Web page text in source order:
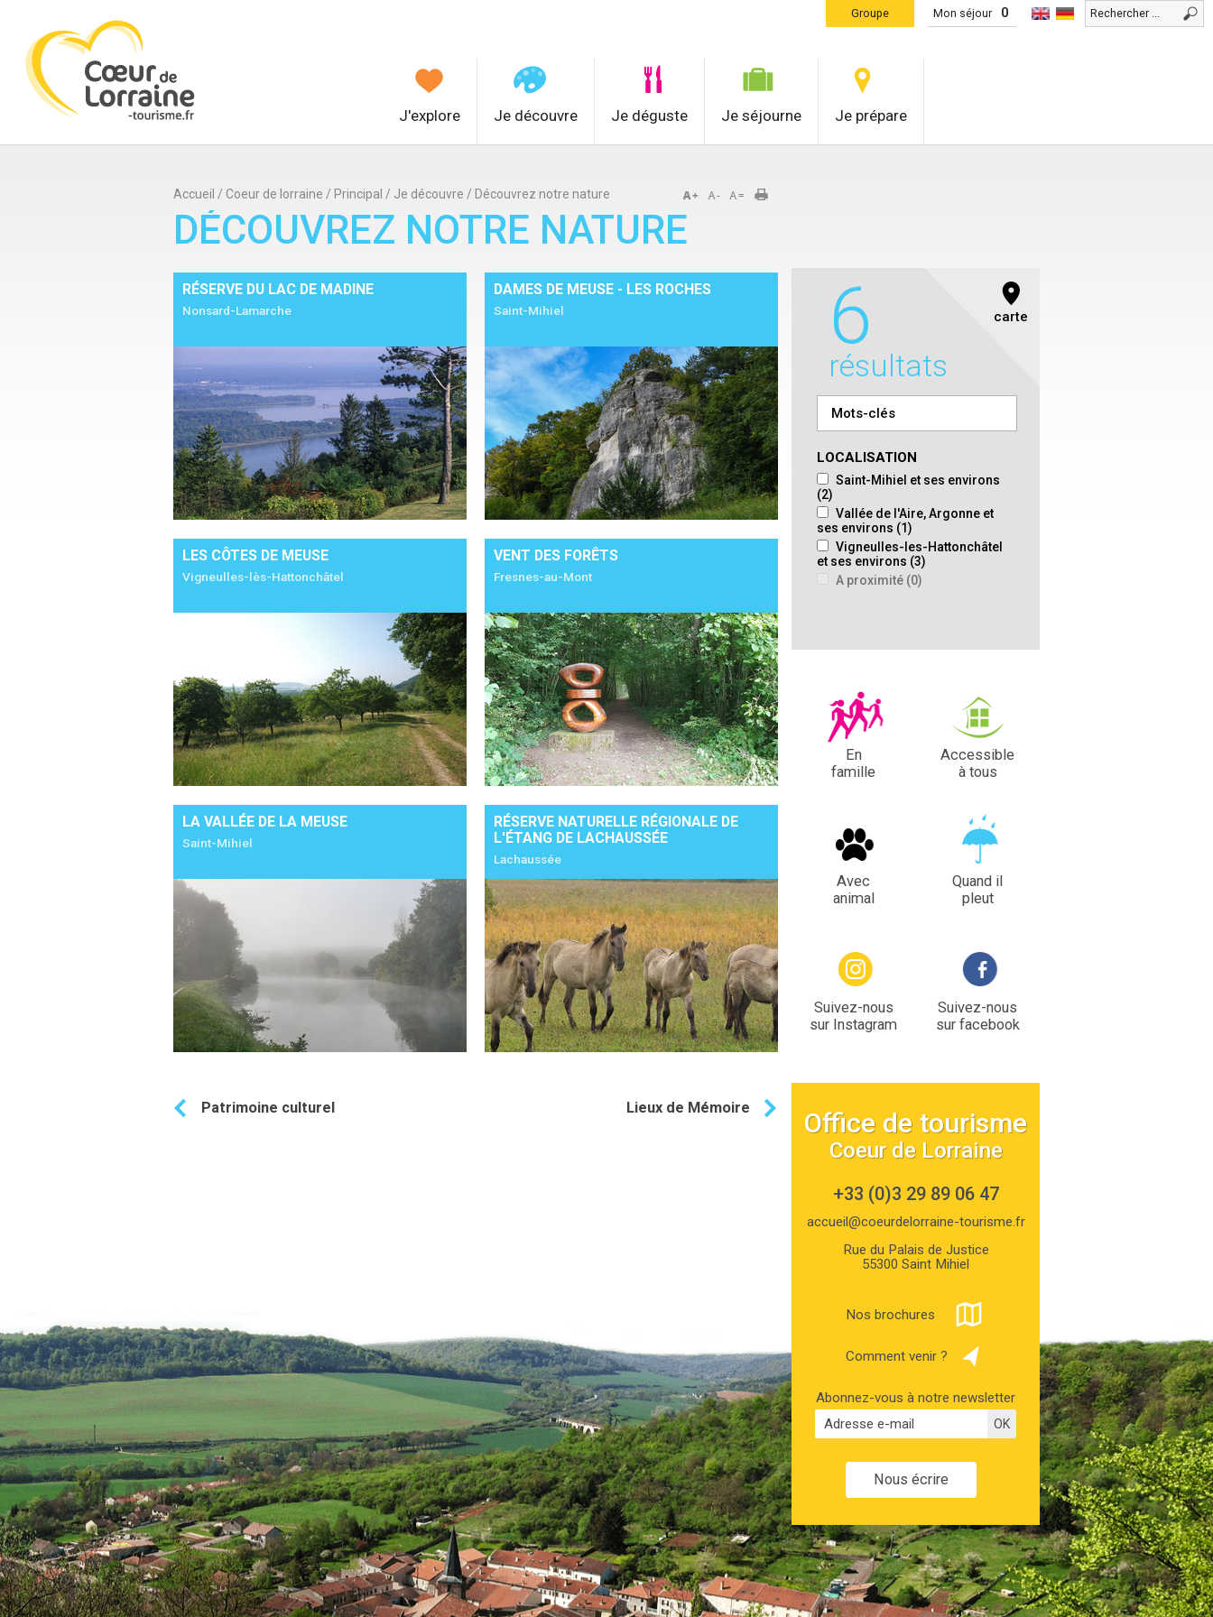
Mon séjour 0
Groupe
J'explore Je découvre Je déguste Je séjourne Je prépare
Accueil / Coeur de lorraine / Principal / Je découvre / Découvrez notre nature
DÉCOUVREZ NOTRE NATURE
RÉSERVE DU LAC DE MADINE
Nonsard-Lamarche
DAMES DE MEUSE - LES ROCHES
Saint-Mihiel
LES CÔTES DE MEUSE
Vigneulles-lès-Hattonchâtel
VENT DES FORÊTS
Fresnes-au-Mont
LA VALLÉE DE LA MEUSE
Saint-Mihiel
RÉSERVE NATURELLE RÉGIONALE DE
L'ÉTANG DE LACHAUSSÉE
Lachaussée
Ajouter à mon séjour
Patrimoine culturel Lieux de Mémoire
carte
résultats
6
LOCALISATION
Saint-Mihiel et ses environs
(2)
Vallée de l'Aire, Argonne et
ses environs (1)
Vigneulles-les-Hattonchâtel
et ses environs (3)
A proximité(0)
En
famille
Accessible
à tous
Avec
animal
Quand il
pleut
Suivez-nous
sur Instagram
Suivez-nous
sur facebook
Office de tourisme
Coeur de Lorraine
+33 (0)3 29 89 06 47
accueil@coeurdelorraine-tourisme.fr
Rue du Palais de Justice
55300 Saint Mihiel
Nos brochures
Comment venir ?
Abonnez-vous à notre newsletter
Nous écrire